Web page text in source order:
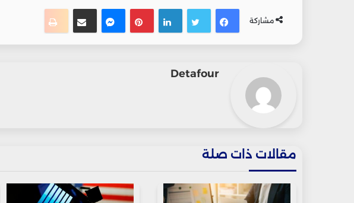
مشاركة
فيسبوك
تويتر لينكدإنبينتيريست
ماسنجرمشاركة عبر البريدطباعة
Detafour
مقالات ذات صلة